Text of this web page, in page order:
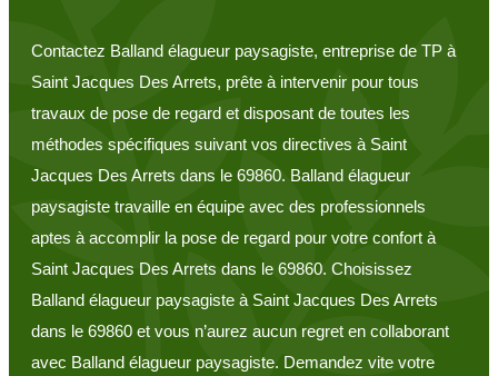
Contactez Balland élagueur paysagiste, entreprise de TP à
Saint Jacques Des Arrets, prête à intervenir pour tous
travaux de pose de regard et disposant de toutes les
méthodes spécifiques suivant vos directives à Saint
Jacques Des Arrets dans le 69860. Balland élagueur
paysagiste travaille en équipe avec des professionnels
aptes à accomplir la pose de regard pour votre confort à
Saint Jacques Des Arrets dans le 69860. Choisissez
Balland élagueur paysagiste à Saint Jacques Des Arrets
dans le 69860 et vous n’aurez aucun regret en collaborant
avec Balland élagueur paysagiste. Demandez vite votre